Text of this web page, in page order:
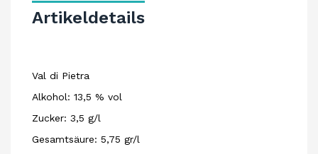
Artikeldetails
Val di Pietra
Alkohol: 13,5 % vol
Zucker: 3,5 g/l
Gesamtsäure: 5,75 gr/l